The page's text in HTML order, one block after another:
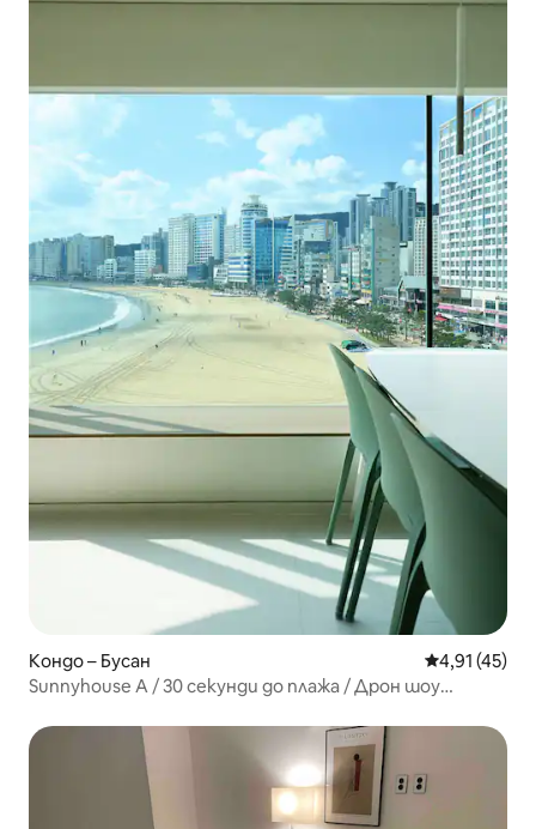
Кондо – Бусан Средна
4,91 (45)
Sunnyhouse A / 30 секунди до плажа / Дрон шоу